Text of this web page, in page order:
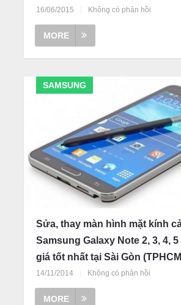
16/06/2015 Không có phản hồi
MORE
SAMSUNG
Sửa, thay màn hình mặt kính
Samsung Galaxy Note 2, 3, 4,
giá tốt nhất tại Sài Gòn
14/11/2014 Không có phản hồi
MORE